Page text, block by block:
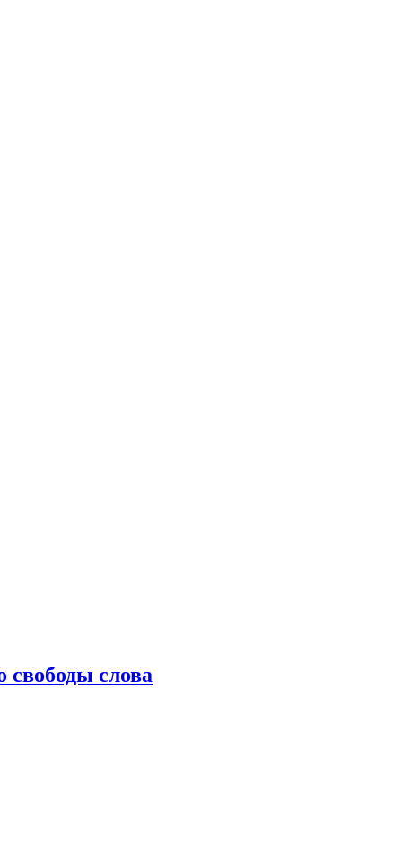
слова